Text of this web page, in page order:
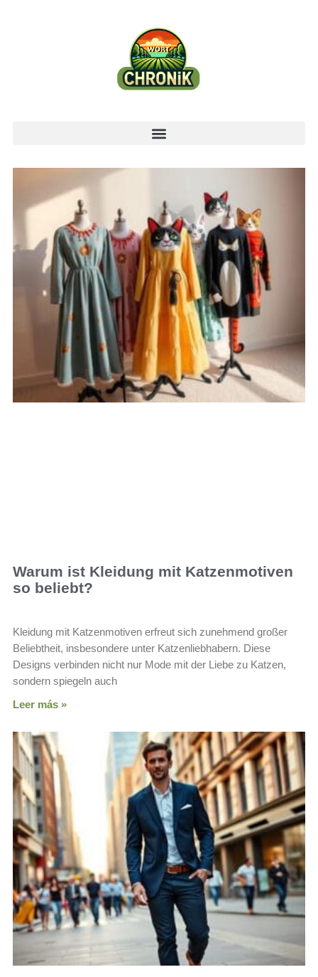
Warum ist Kleidung mit Katzenmotiven
so beliebt?
Kleidung mit Katzenmotiven erfreut sich zunehmend großer
Beliebtheit, insbesondere unter Katzenliebhabern. Diese
Designs verbinden nicht nur Mode mit der Liebe zu Katzen,
sondern spiegeln auch
Leer más »